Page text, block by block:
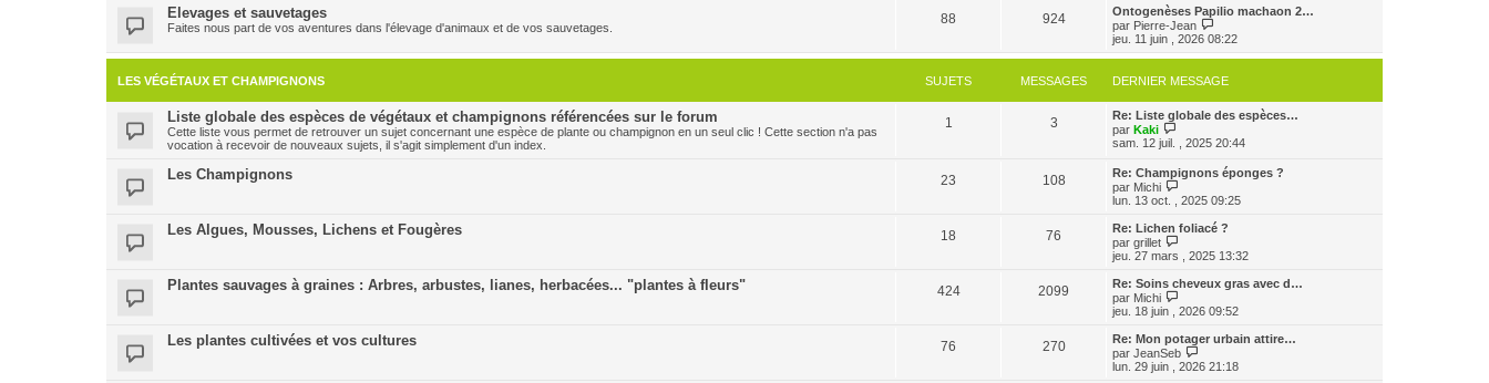
s
a
g
e
r
m
e
s
a
r
i
e
m
s
s
a
g
r
l
e
d
e
r
n
i
e
m
s
a
g
Elevages et sauvetages
Faites nous part de vos aventures dans l'élevage d'animaux et de vos sauvetages.
88 924
Ontogenèses Papilio machaon 2…
par Pierre-Jean
o
r
l
e
d
e
n
e
m
e
s
s
a
g
jeu. 11 juin , 2026 08:22
LES VÉGÉTAUX ET CHAMPIGNONS SUJETS MESSAGES DERNIER MESSAGE
Liste globale des espèces de végétaux et champignons référencées sur le forum
Cette liste vous permet de retrouver un sujet concernant une espèce de plante ou champignon en un seul clic ! Cette section n'a pas
vocation à recevoir de nouveaux sujets, il s'agit simplement d'un index.
1 3
Re: Liste globale des espèces…
par Kaki
i
r
l
e
d
r
r
e
s
a
g
sam. 12 juil. , 2025 20:44
Les Champignons 23 108
Re: Champignons éponges ?
par Michi
o
r
d
e
r
n
i
r
m
e
lun. 13 oct. , 2025 09:25
Les Algues, Mousses, Lichens et Fougères 18 76
Re: Lichen foliacé ?
par grillet
r
e
d
e
r
n
i
jeu. 27 mars , 2025 13:32
Plantes sauvages à graines : Arbres, arbustes, lianes, herbacées... "plantes à fleurs" 424 2099
Re: Soins cheveux gras avec d…
par Michi
o
r
e
d
jeu. 18 juin , 2026 09:52
Les plantes cultivées et vos cultures 76 270
Re: Mon potager urbain attire…
par JeanSeb
o
lun. 29 juin , 2026 21:18